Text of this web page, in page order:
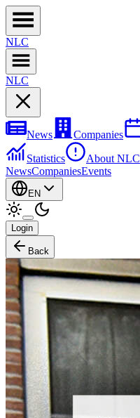
NLC
NLC
News Companies
Statistics
About NLC
NewsCompaniesEvents
EN
Login
Back